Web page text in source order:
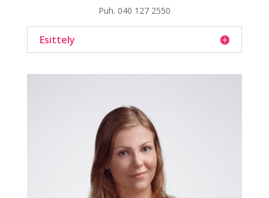
Puh. 040 127 2550
Esittely